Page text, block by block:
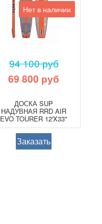
Нет в наличии
94 100 руб
69 800 руб
ДОСКА SUP
НАДУВНАЯ RRD AIR
EVO TOURER 12'X33"
Заказать